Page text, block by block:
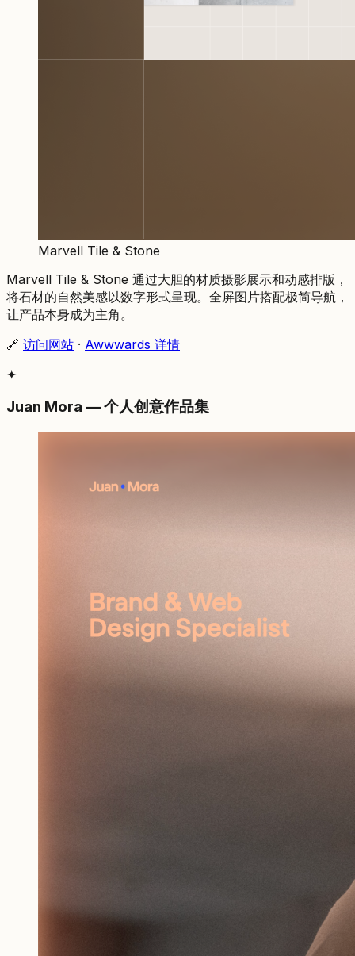
Marvell Tile & Stone
Marvell Tile & Stone 通过大胆的材质摄影展示和动感排版，
将石材的自然美感以数字形式呈现。全屏图片搭配极简导航，
让产品本身成为主角。
🔗 访问网站 · Awwwards 详情
✦
Juan Mora — 个人创意作品集